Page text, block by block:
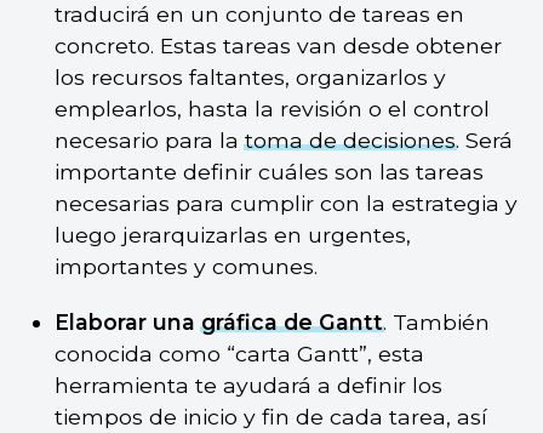
traducirá en un conjunto de tareas en
concreto. Estas tareas van desde obtener
los recursos faltantes, organizarlos y
emplearlos, hasta la revisión o el control
necesario para latoma de decisiones. Será
importante definir cuáles son las tareas
necesarias para cumplir con la estrategia y
luego jerarquizarlas en urgentes,
importantes y comunes.
Elaborar unagráfica de Gantt. También
conocida como “carta Gantt”, esta
herramienta te ayudará a definir los
tiempos de inicio y fin de cada tarea, así